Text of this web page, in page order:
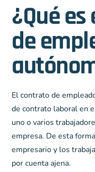
¿Qué
de
El contrato de
de contrato laboral en
uno o varios
empresa. De esta
empresario y los
por cuenta ajena.